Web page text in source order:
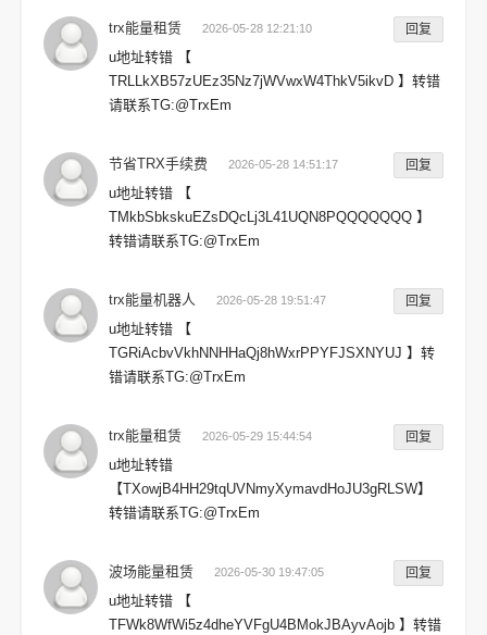
trx能量租赁 2026-05-28 12:21:10 回复
u地址转错 【
TRLLkXB57zUEz35Nz7jWVwxW4ThkV5ikvD 】转错
请联系TG:@TrxEm
节省TRX手续费 2026-05-28 14:51:17 回复
u地址转错 【
TMkbSbkskuEZsDQcLj3L41UQN8PQQQQQQQ 】
转错请联系TG:@TrxEm
trx能量机器人 2026-05-28 19:51:47 回复
u地址转错 【
TGRiAcbvVkhNNHHaQj8hWxrPPYFJSXNYUJ 】转
错请联系TG:@TrxEm
trx能量租赁 2026-05-29 15:44:54 回复
u地址转错
【TXowjB4HH29tqUVNmyXymavdHoJU3gRLSW】
转错请联系TG:@TrxEm
波场能量租赁 2026-05-30 19:47:05 回复
u地址转错 【
TFWk8WfWi5z4dheYVFgU4BMokJBAyvAojb 】转错